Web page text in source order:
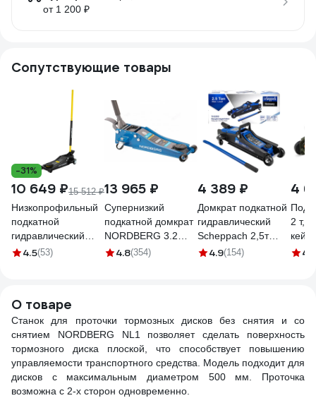
от 1 200 ₽
Сопутствующие товары
-31%
10 649 ₽15 512 ₽
Низкопрофильный
подкатной
гидравлический
домкрат Inforce 3
505мм 08-08-75
4.5(53)
13 965 ₽
Супернизкий
подкатной домкрат
NORDBERG 3.2
тонн, H=75-500 мм
4.8(354)
4 389 ₽
Домкрат подкатной
гидравлический
Scheppach 2,5т
Sch-4.9(154)
4
2 т,
4.8
О товаре
Станок для проточки тормозных дисков без снятия и со
снятием NORDBERG NL1 позволяет сделать поверхность
тормозного диска плоской, что способствует повышению
управляемости транспортного средства. Модель подходит для
дисков с максимальным диаметром 500 мм. Проточка
возможна с 2-х сторон одновременно.